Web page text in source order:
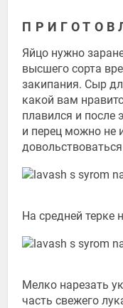
Яйцо нужно
высшего сорта
закипания. Сыр
какой вам
плавился и после
и перец можно не
На средней терке
Мелко нарезать
часть свежего